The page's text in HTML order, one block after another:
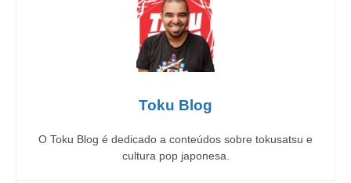
Toku Blog
O Toku Blog é dedicado a conteúdos sobre tokusatsu e
cultura pop japonesa.